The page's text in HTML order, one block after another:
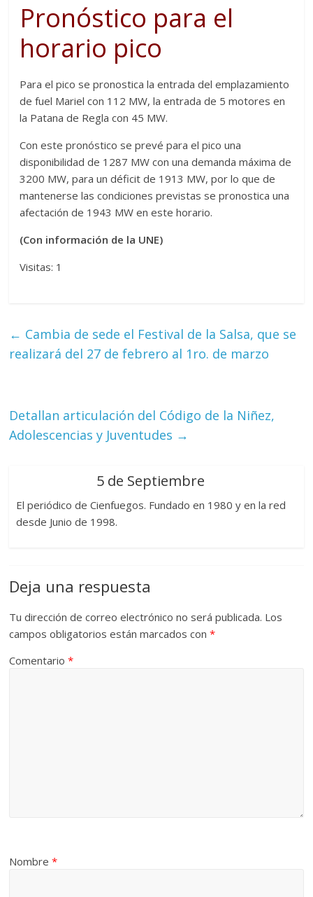
Pronóstico para el
horario pico
Para el pico se pronostica la entrada del emplazamiento
de fuel Mariel con 112 MW, la entrada de 5 motores en
la Patana de Regla con 45 MW.
Con este pronóstico se prevé para el pico una
disponibilidad de 1287 MW con una demanda máxima de
3200 MW, para un déficit de 1913 MW, por lo que de
mantenerse las condiciones previstas se pronostica una
afectación de 1943 MW en este horario.
(Con información de la UNE)
Visitas: 1
← Cambia de sede el Festival de la Salsa, que se
realizará del 27 de febrero al 1ro. de marzo
Detallan articulación del Código de la Niñez,
Adolescencias y Juventudes →
5 de Septiembre
El periódico de Cienfuegos. Fundado en 1980 y en la red
desde Junio de 1998.
Deja una respuesta
Tu dirección de correo electrónico no será publicada. Los
campos obligatorios están marcados con*
Comentario*
Nombre*